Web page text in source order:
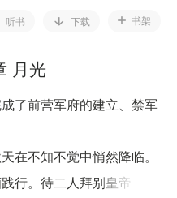
听书 下载 书架
月光
了前营军府的建立、禁军
在不知不觉中悄然降临。
行。待二人拜别皇帝，他